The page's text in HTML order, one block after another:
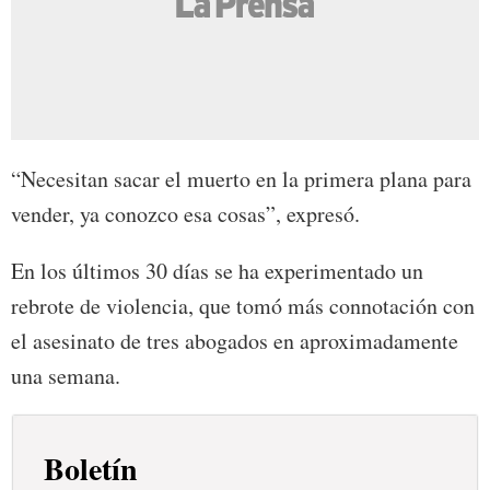
“Necesitan sacar el muerto en la primera plana para
vender, ya conozco esa cosas”, expresó.
En los últimos 30 días se ha experimentado un
rebrote de violencia, que tomó más connotación con
el asesinato de tres abogados en aproximadamente
una semana.
Boletín